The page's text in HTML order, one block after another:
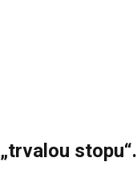
stopu“.